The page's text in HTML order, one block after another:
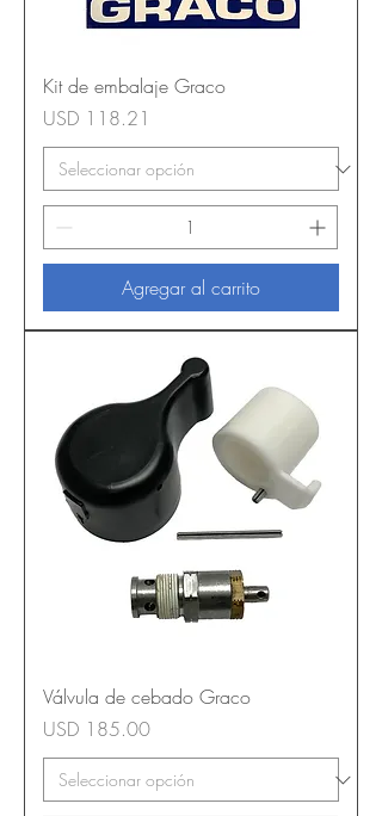
Kit de embalaje Graco
Precio
USD 118.21
Agregar al carrito
Válvula de cebado Graco
Precio
USD 185.00